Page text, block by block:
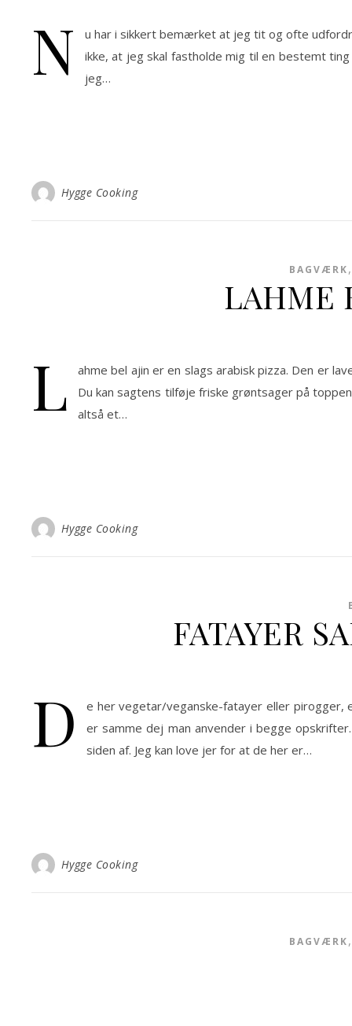
N
u har i sikkert bemærket at jeg tit og ofte
ikke, at jeg skal fastholde mig til en bestemt
jeg…
Hygge Cooking
BAGVÆRK
LAHME
L
ahme bel ajin er en slags arabisk pizza. Den er
Du kan sagtens tilføje friske grøntsager på
altså et…
Hygge Cooking
FATAYER
D
e her vegetar/veganske-fatayer eller pirogger,
er samme dej man anvender i begge
siden af. Jeg kan love jer for at de her er…
Hygge Cooking
BAGVÆRK